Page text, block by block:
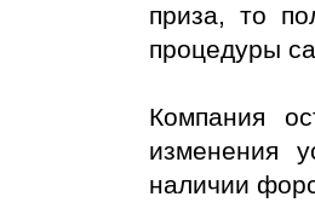
приза, то
процедуры
Компания
изменения
наличии